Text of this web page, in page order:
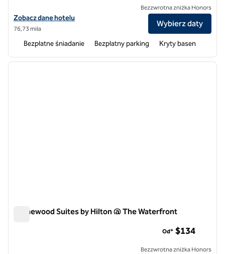
Zobacz szczegóły hotelu dla Homewood Suites by Hilton Wichita
Zobacz dane hotelu
76,73 mila
Bezzwrotna zniżka Honors
Wybierz daty
Bezpłatne śniadanie Bezpłatny parking Kryty basen
1 z 12
Homewood Suites by Hilton @ The Waterfront
Od* $134
Bezzwrotna zniżka Honors